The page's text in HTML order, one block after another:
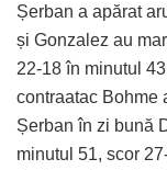
Șerban a apărat
și Gonzalez au
22-18 în minutul
contraatac Bohme
Șerban în zi bună
minutul 51, scor